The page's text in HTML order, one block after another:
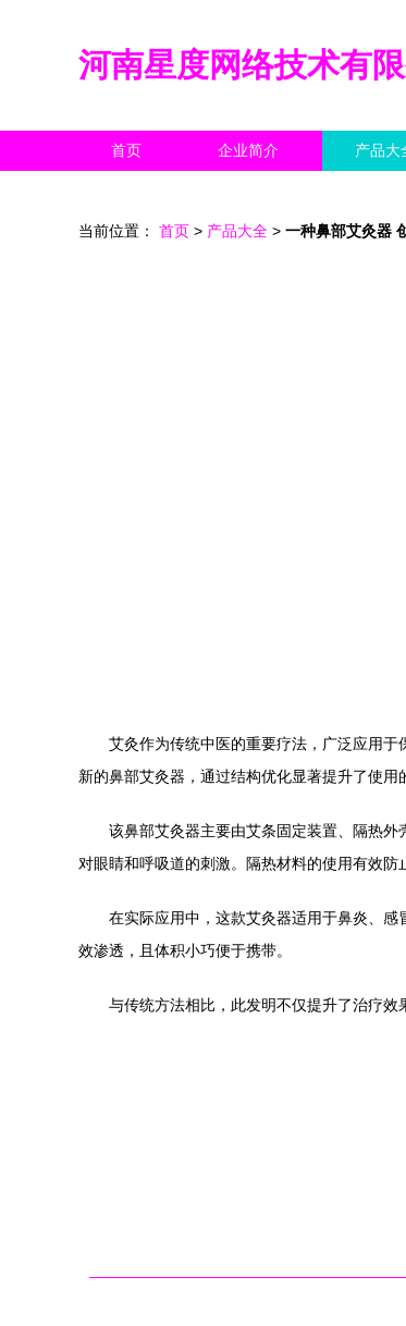
河南星度网络技术有
首页 企业简介 产品大
当前位置： 首页 > 产品大全 > 一种鼻部艾灸器
艾灸作为传统中医的重要疗法，广泛应用
新的鼻部艾灸器，通过结构优化显著提升了使用
该鼻部艾灸器主要由艾条固定装置、隔热
对眼睛和呼吸道的刺激。隔热材料的使用有效防
在实际应用中，这款艾灸器适用于鼻炎、
效渗透，且体积小巧便于携带。
与传统方法相比，此发明不仅提升了治疗效